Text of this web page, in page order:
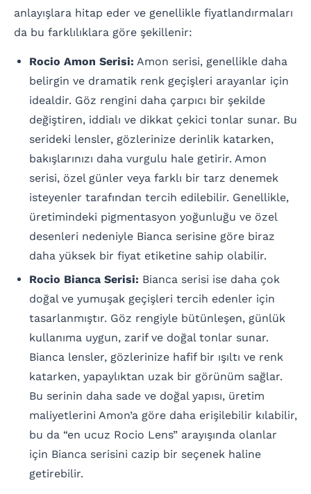
anlayışlara hitap eder ve genellikle fiyatlandırmaları
da bu farklılıklara göre şekillenir:
Rocio Amon Serisi: Amon serisi, genellikle daha
belirgin ve dramatik renk geçişleri arayanlar için
idealdir. Göz rengini daha çarpıcı bir şekilde
değiştiren, iddialı ve dikkat çekici tonlar sunar. Bu
serideki lensler, gözlerinize derinlik katarken,
bakışlarınızı daha vurgulu hale getirir. Amon
serisi, özel günler veya farklı bir tarz denemek
isteyenler tarafından tercih edilebilir. Genellikle,
üretimindeki pigmentasyon yoğunluğu ve özel
desenleri nedeniyle Bianca serisine göre biraz
daha yüksek bir fiyat etiketine sahip olabilir.
Rocio Bianca Serisi: Bianca serisi ise daha çok
doğal ve yumuşak geçişleri tercih edenler için
tasarlanmıştır. Göz rengiyle bütünleşen, günlük
kullanıma uygun, zarif ve doğal tonlar sunar.
Bianca lensler, gözlerinize hafif bir ışıltı ve renk
katarken, yapaylıktan uzak bir görünüm sağlar.
Bu serinin daha sade ve doğal yapısı, üretim
maliyetlerini Amon’a göre daha erişilebilir kılabilir,
bu da “en ucuz Rocio Lens” arayışında olanlar
için Bianca serisini cazip bir seçenek haline
getirebilir.